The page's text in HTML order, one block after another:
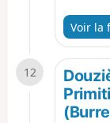
permet
Melide,
Voir la
12